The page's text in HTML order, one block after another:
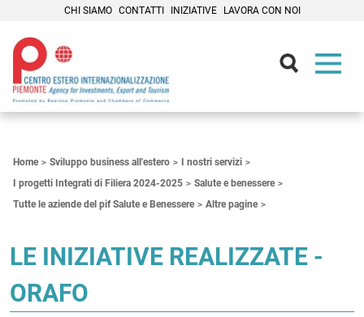
CHI SIAMO CONTATTI INIZIATIVE LAVORA CON NOI
Home Sviluppo business all'estero
I nostri servizi
I progetti Integrati di Filiera 2024-2025
Salute e benessere
Tutte le aziende del pif Salute e Benessere
Altre pagine
LE INIZIATIVE REALIZZATE -
ORAFO